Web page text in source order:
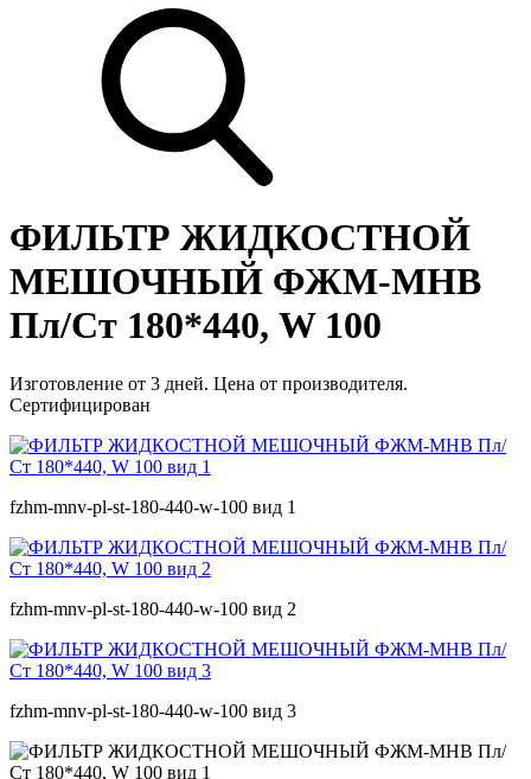
ФИЛЬТР ЖИДКОСТНОЙ
МЕШОЧНЫЙ ФЖМ-МНВ
Пл/Ст 180*440, W 100
Изготовление от 3 дней. Цена от производителя.
Сертифицирован
fzhm-mnv-pl-st-180-440-w-100 вид 1
fzhm-mnv-pl-st-180-440-w-100 вид 2
fzhm-mnv-pl-st-180-440-w-100 вид 3